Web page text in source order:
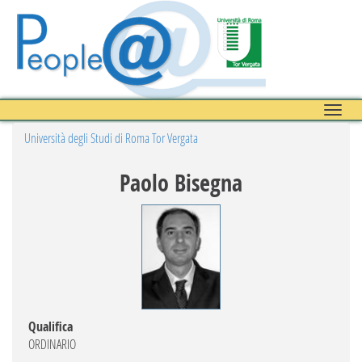
Toggle
Università degli Studi di Roma Tor Vergata
Paolo Bisegna
Qualifica
ORDINARIO